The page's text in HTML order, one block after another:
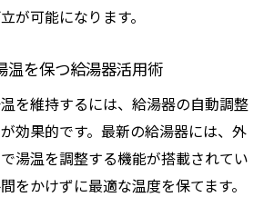
が可能になります。
温を保つ給湯器活用術
を維持するには、給湯器の自動調整
効果的です。最新の給湯器には、外
湯温を調整する機能が搭載されてい
をかけずに最適な温度を保てます。